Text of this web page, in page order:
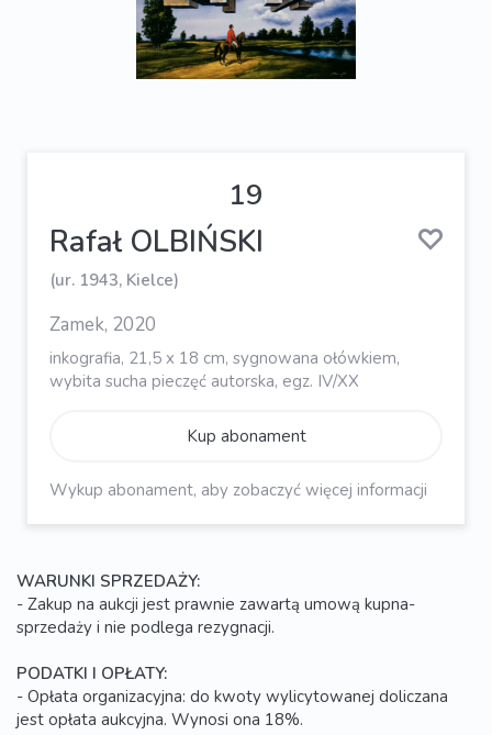
19
Rafał OLBIŃSKI
(ur. 1943, Kielce)
Zamek, 2020
inkografia, 21,5 x 18 cm, sygnowana ołówkiem,
wybita sucha pieczęć autorska, egz. IV/XX
Kup abonament
Wykup abonament, aby zobaczyć więcej informacji
WARUNKI SPRZEDAŻY:
- Zakup na aukcji jest prawnie zawartą umową kupna-
sprzedaży i nie podlega rezygnacji.
PODATKI I OPŁATY:
- Opłata organizacyjna: do kwoty wylicytowanej doliczana
jest opłata aukcyjna. Wynosi ona 18%.